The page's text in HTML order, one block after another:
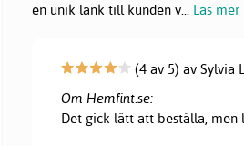
en unik länk till kunden v... Läs mer
(4 av 5) av Sylvia
Om Hemfint.se:
Det gick lätt att beställa, men